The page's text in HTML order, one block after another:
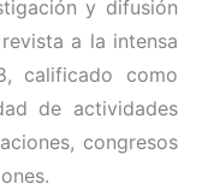
y difusión
a la intensa
calificado como
de actividades
congresos